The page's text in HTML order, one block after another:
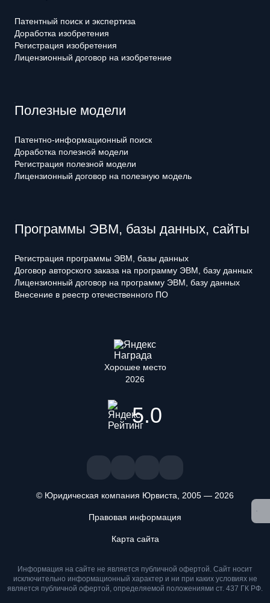
Патентный поиск и экспертиза
Доработка изобретения
Регистрация изобретения
Лицензионный договор на изобретение
Полезные модели
Патентно-информационный поиск
Доработка полезной модели
Регистрация полезной модели
Лицензионный договор на полезную модель
Программы ЭВМ, базы данных, сайты
Регистрация программы ЭВМ, базы данных
Договор авторского заказа на программу ЭВМ, базу данных
Лицензионный договор на программу ЭВМ, базу данных
Внесение в реестр отечественного ПО
Хорошее место
2026
5.0
© Юридическая компания Юрвиста, 2005 — 2026
Правовая информация
Карта сайта
Информация на сайте не является публичной офертой. Cайт носит
исключительно информационный характер и ни при каких условиях не
является публичной офертой, определяемой положениями ст. 437 ГК РФ.
Мы используем файлы cookie. Оставаясь на сайте, вы
подтверждаете, что ознакомлены и принимаете условия
согласие на обработку персональных данных метрическими
программами.